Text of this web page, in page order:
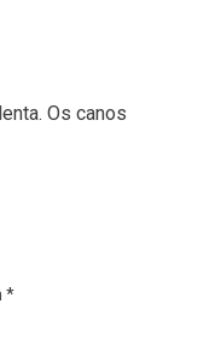
Os canos
*